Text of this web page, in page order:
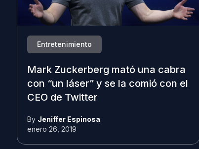
Entretenimiento
Mark Zuckerberg mató una cabra
con “un láser” y se la comió con el
CEO de Twitter
By Jeniffer Espinosa
enero 26, 2019